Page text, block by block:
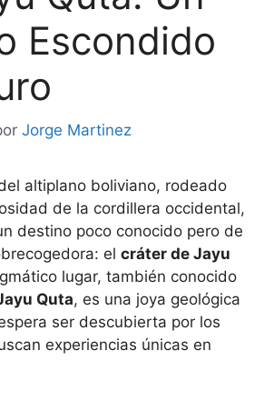
Escondido
Jorge Martinez
altiplano boliviano, rodeado
de la cordillera occidental,
destino poco conocido pero de
el cráter de Jayu
lugar, también conocido
Quta, es una joya geológica
ser descubierta por los
experiencias únicas en